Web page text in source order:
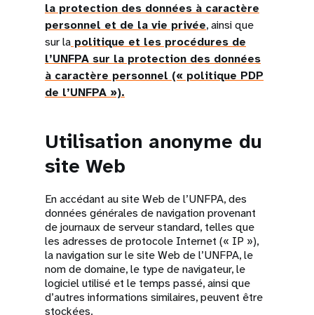
la protection des données à caractère
personnel et de la vie privée, ainsi que
sur la politique et les procédures de
l’UNFPA sur la protection des données
à caractère personnel (« politique PDP
de l’UNFPA »).
Utilisation anonyme du
site Web
En accédant au site Web de l’UNFPA, des
données générales de navigation provenant
de journaux de serveur standard, telles que
les adresses de protocole Internet (« IP »),
la navigation sur le site Web de l’UNFPA, le
nom de domaine, le type de navigateur, le
logiciel utilisé et le temps passé, ainsi que
d’autres informations similaires, peuvent être
stockées.